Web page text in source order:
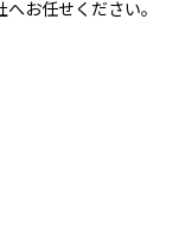
お任せください。